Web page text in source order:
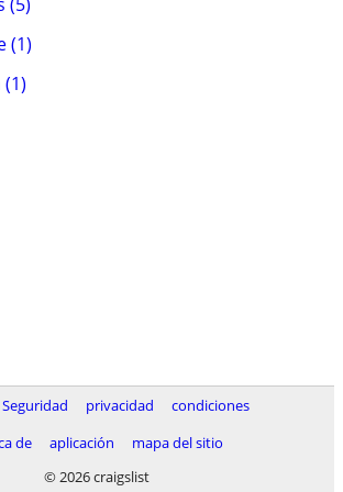
(1)
Seguridad privacidad
condiciones
de
aplicación
mapa del sitio
© 2026 craigslist